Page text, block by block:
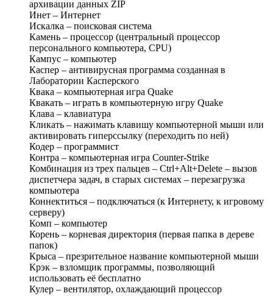
архивации данных ZIP
Инет – Интернет
Искалка – поисковая система
Камень – процессор (центральный процессор
персонального компьютера, CPU)
Кампус – компьютер
Каспер – антивирусная программа созданная в
Лаборатории Касперского
Квака – компьютерная игра Quake
Квакать – играть в компьютерную игру Quake
Клава – клавиатура
Кликать – нажимать клавишу компьютерной мыши или
активировать гиперссылку (переходить по ней)
Кодер – программист
Контра – компьютерная игра Counter-Strike
Комбинация из трех пальцев – Ctrl+Alt+Delete – вызов
диспетчера задач, в старых системах – перезагрузка
компьютера
Коннектиться – подключаться (к Интернету, к игровому
серверу)
Комп – компьютер
Корень – корневая директория (первая папка в дереве
папок)
Крыса – презрительное название компьютерной мыши
Крэк – взломщик программы, позволяющий
использовать её бесплатно
Кулер – вентилятор, охлаждающий процессор